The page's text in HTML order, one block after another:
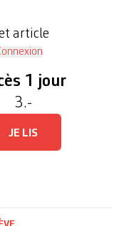
article
1 jour
3.-
JE LIS